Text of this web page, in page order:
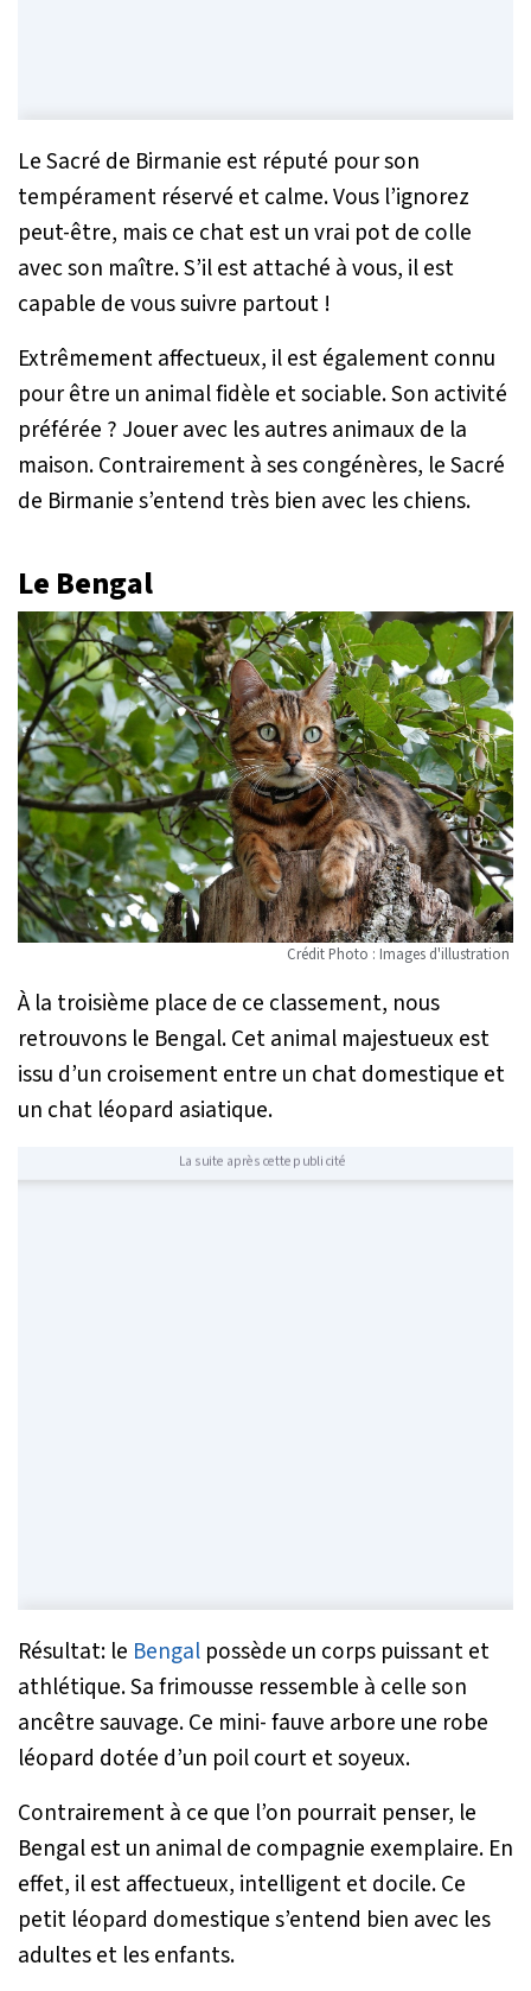
Le Sacré de Birmanie est réputé pour son
tempérament réservé et calme. Vous l’ignorez
peut-être, mais ce chat est un vrai pot de colle
avec son maître. S’il est attaché à vous, il est
capable de vous suivre partout !
Extrêmement affectueux, il est également connu
pour être un animal fidèle et sociable. Son activité
préférée ? Jouer avec les autres animaux de la
maison. Contrairement à ses congénères, le Sacré
de Birmanie s’entend très bien avec les chiens.
Le Bengal
Crédit Photo : Images d'illustration
À la troisième place de ce classement, nous
retrouvons le Bengal. Cet animal majestueux est
issu d’un croisement entre un chat domestique et
un chat léopard asiatique.
La suite après cette publicité
Résultat: le Bengal possède un corps puissant et
athlétique. Sa frimousse ressemble à celle son
ancêtre sauvage. Ce mini- fauve arbore une robe
léopard dotée d’un poil court et soyeux.
Contrairement à ce que l’on pourrait penser, le
Bengal est un animal de compagnie exemplaire. En
effet, il est affectueux, intelligent et docile. Ce
petit léopard domestique s’entend bien avec les
adultes et les enfants.